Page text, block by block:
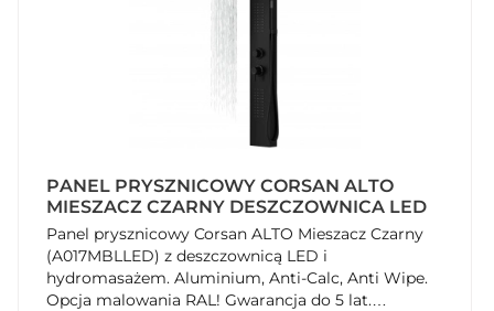
PANEL PRYSZNICOWY CORSAN ALTO
MIESZACZ CZARNY DESZCZOWNICA LED
Panel prysznicowy Corsan ALTO Mieszacz Czarny
(A017MBLLED) z deszczownicą LED i
hydromasażem. Aluminium, Anti-Calc, Anti Wipe.
Opcja malowania RAL! Gwarancja do 5 lat.